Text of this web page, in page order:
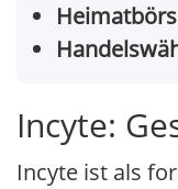
Incyte:
Incyte ist als